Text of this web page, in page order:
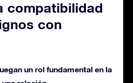
compatibilidad
con
un rol fundamental en la